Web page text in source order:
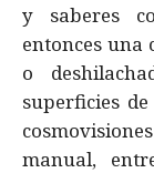
y saberes
entonces una
o
superficies
manual,